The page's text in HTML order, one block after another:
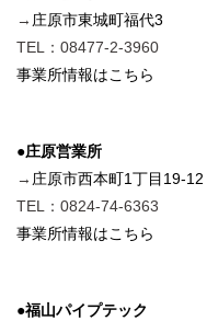
→ 庄原市東城町福代3
TEL：08477-2-3960
事業所情報はこちら
●庄原営業所
→ 庄原市西本町1丁目19-12
TEL：0824-74-6363
事業所情報はこちら
●福山パイプテック